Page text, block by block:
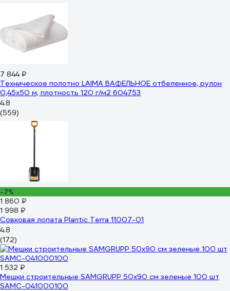
7 844 ₽
Техническое полотно LAIMA ВАФЕЛЬНОЕ отбеленное, рулон
0,45х50 м, плотность 120 г/м2 604753
4.8
(559)
-7%
1 860 ₽
1 998 ₽
Совковая лопата Plantic Terra 11007-01
4.8
(172)
1 532 ₽
Мешки строительные SAMGRUPP 50x90 см зеленые 100 шт
SAMC-041000100